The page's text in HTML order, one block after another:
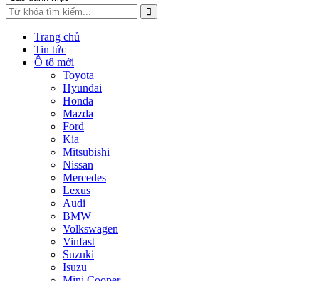
Trang chủ
Tin tức
Ô tô mới
Toyota
Hyundai
Honda
Mazda
Ford
Kia
Mitsubishi
Nissan
Mercedes
Lexus
Audi
BMW
Volkswagen
Vinfast
Suzuki
Isuzu